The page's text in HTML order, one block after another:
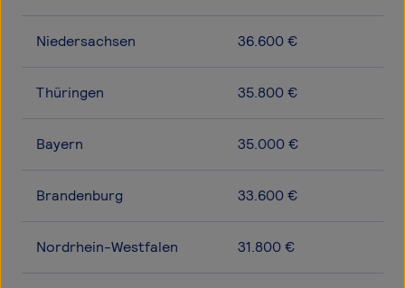
Niedersachsen 36.600 €
Thüringen 35.800 €
Bayern 35.000 €
Brandenburg 33.600 €
Nordrhein-Westfalen 31.800 €